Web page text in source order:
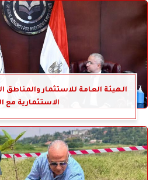
الهيئة العامة للاستثمار والمناطق
الاستثمارية مع